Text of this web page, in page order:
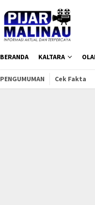
BERANDA KALTARA
PENGUMUMAN Cek Fakta